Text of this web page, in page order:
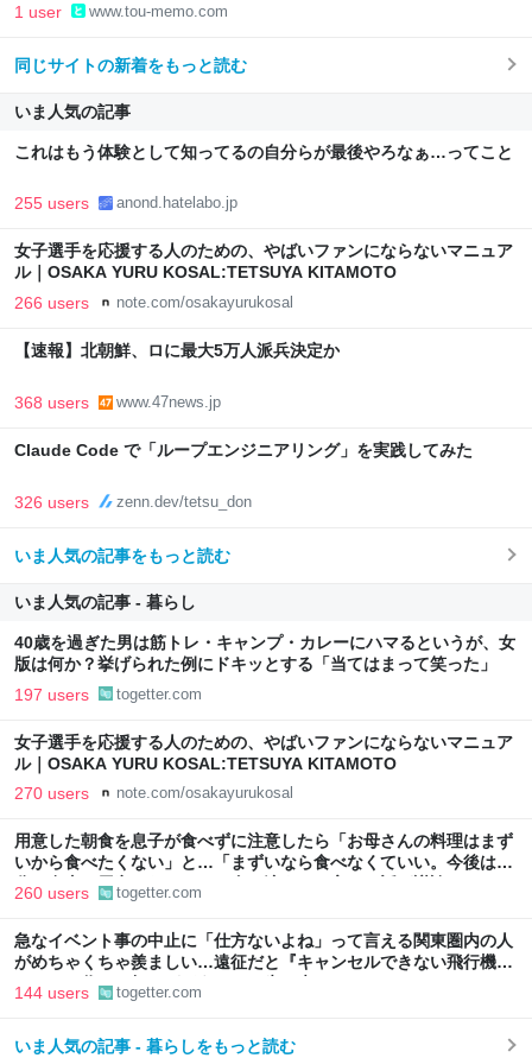
1 user www.tou-memo.com
同じサイトの新着をもっと読む
いま人気の記事
これはもう体験として知ってるの自分らが最後やろなぁ…ってこと
255 users anond.hatelabo.jp
女子選手を応援する人のための、やばいファンにならないマニュア
ル｜OSAKA YURU KOSAL:TETSUYA KITAMOTO
266 users note.com/osakayurukosal
【速報】北朝鮮、ロに最大5万人派兵決定か
368 users www.47news.jp
Claude Code で「ループエンジニアリング」を実践してみた
326 users zenn.dev/tetsu_don
いま人気の記事をもっと読む
いま人気の記事 - 暮らし
40歳を過ぎた男は筋トレ・キャンプ・カレーにハマるというが、女
版は何か？挙げられた例にドキッとする「当てはまって笑った」
197 users togetter.com
女子選手を応援する人のための、やばいファンにならないマニュア
ル｜OSAKA YURU KOSAL:TETSUYA KITAMOTO
270 users note.com/osakayurukosal
用意した朝食を息子が食べずに注意したら「お母さんの料理はまず
いから食べたくない」と…「まずいなら食べなくていい。今後は自
分で食事を用意しなさい。お金は渡す」と言った話が議論に
260 users togetter.com
急なイベント事の中止に「仕方ないよね」って言える関東圏内の人
がめちゃくちゃ羨ましい…遠征だと『キャンセルできない飛行機代
とホテル代』の怒りがどうしても先に来る
144 users togetter.com
いま人気の記事 - 暮らしをもっと読む